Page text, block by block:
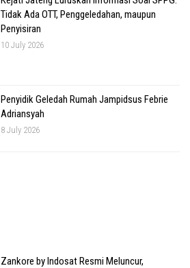
Tidak Ada OTT, Penggeledahan, maupun
Penyisiran
10 July 2026
Penyidik Geledah Rumah Jampidsus Febrie
Adriansyah
8 July 2026
Zankore by Indosat Resmi Meluncur,